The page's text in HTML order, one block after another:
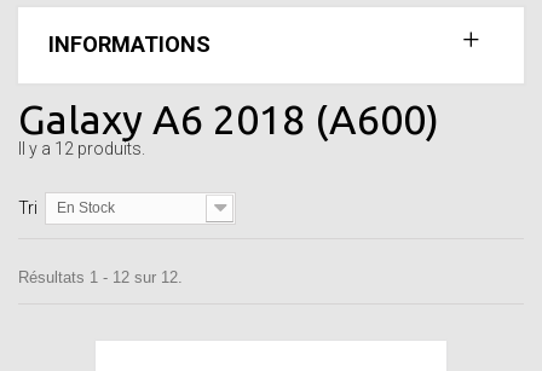
INFORMATIONS
Galaxy A6 2018 (A600)
Il y a 12 produits.
Tri En Stock
Résultats 1 - 12 sur 12.